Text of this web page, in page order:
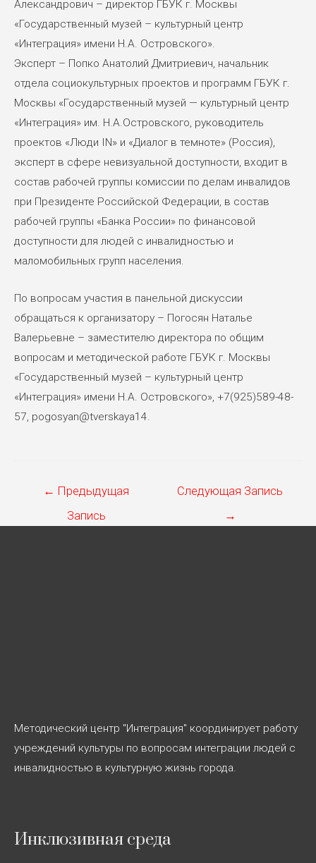
Александрович – директор ГБУК г. Москвы
«Государственный музей – культурный центр
«Интеграция» имени Н.А. Островского».
Эксперт – Попко Анатолий Дмитриевич, начальник
отдела социокультурных проектов и программ ГБУК г.
Москвы «Государственный музей — культурный центр
«Интеграция» им. Н.А.Островского, руководитель
проектов «Люди IN» и «Диалог в темноте» (Россия),
эксперт в сфере невизуальной доступности, входит в
состав рабочей группы комиссии по делам инвалидов
при Президенте Российской Федерации, в состав
рабочей группы «Банка России» по финансовой
доступности для людей с инвалидностью и
маломобильных групп населения.
По вопросам участия в панельной дискуссии
обращаться к организатору – Погосян Наталье
Валерьевне – заместителю директора по общим
вопросам и методической работе ГБУК г. Москвы
«Государственный музей – культурный центр
«Интеграция» имени Н.А. Островского», +7(925)589-48-
57, pogosyan@tverskaya14.
Навигация
записям
← Предыдущая
Запись
Следующая Запись
→
Методический центр "Интеграция" координирует работу
учреждений культуры по вопросам интеграции людей с
инвалидностью в культурную жизнь города.
Инклюзивная среда